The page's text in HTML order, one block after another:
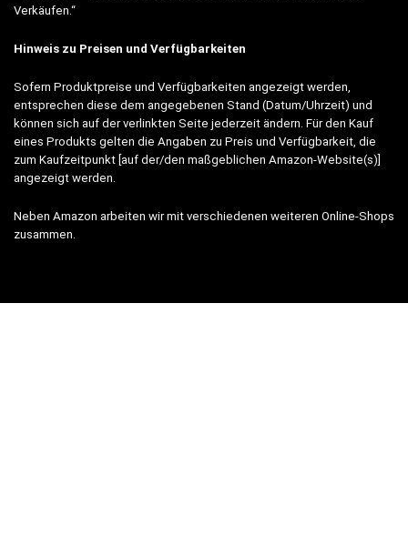
Verkäufen.“
Hinweis zu Preisen und Verfügbarkeiten
Sofern Produktpreise und Verfügbarkeiten angezeigt werden,
entsprechen diese dem angegebenen Stand (Datum/Uhrzeit) und
können sich auf der verlinkten Seite jederzeit ändern. Für den Kauf
eines Produkts gelten die Angaben zu Preis und Verfügbarkeit, die
zum Kaufzeitpunkt [auf der/den maßgeblichen Amazon-Website(s)]
angezeigt werden.
Neben Amazon arbeiten wir mit verschiedenen weiteren Online-Shops
zusammen.